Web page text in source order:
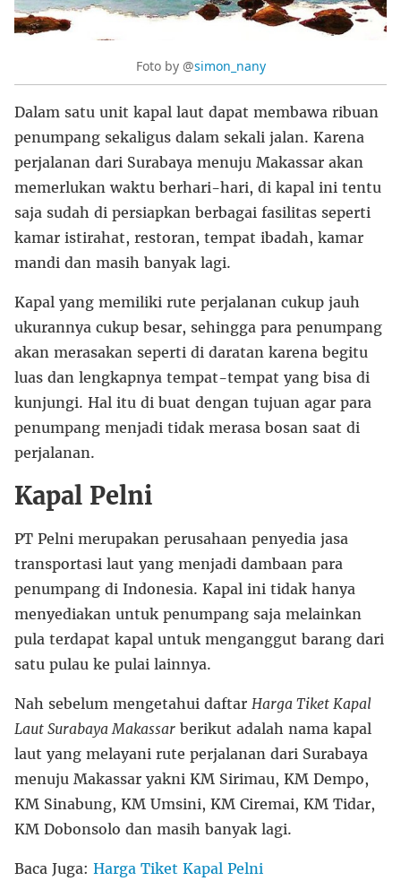
Foto by @simon_nany
Dalam satu unit kapal laut dapat membawa ribuan
penumpang sekaligus dalam sekali jalan. Karena
perjalanan dari Surabaya menuju Makassar akan
memerlukan waktu berhari-hari, di kapal ini tentu
saja sudah di persiapkan berbagai fasilitas seperti
kamar istirahat, restoran, tempat ibadah, kamar
mandi dan masih banyak lagi.
Kapal yang memiliki rute perjalanan cukup jauh
ukurannya cukup besar, sehingga para penumpang
akan merasakan seperti di daratan karena begitu
luas dan lengkapnya tempat-tempat yang bisa di
kunjungi. Hal itu di buat dengan tujuan agar para
penumpang menjadi tidak merasa bosan saat di
perjalanan.
Kapal Pelni
PT Pelni merupakan perusahaan penyedia jasa
transportasi laut yang menjadi dambaan para
penumpang di Indonesia. Kapal ini tidak hanya
menyediakan untuk penumpang saja melainkan
pula terdapat kapal untuk menganggut barang dari
satu pulau ke pulai lainnya.
Nah sebelum mengetahui daftar Harga Tiket Kapal
Laut Surabaya Makassar berikut adalah nama kapal
laut yang melayani rute perjalanan dari Surabaya
menuju Makassar yakni KM Sirimau, KM Dempo,
KM Sinabung, KM Umsini, KM Ciremai, KM Tidar,
KM Dobonsolo dan masih banyak lagi.
Baca Juga: Harga Tiket Kapal Pelni